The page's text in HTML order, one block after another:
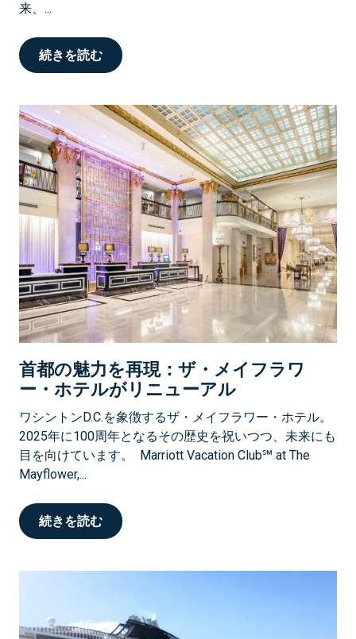
来、...
続きを読む
首都の魅力を再現：ザ・メイフラワ
ー・ホテルがリニューアル
ワシントンD.C.を象徴するザ・メイフラワー・ホテル。
2025年に100周年となるその歴史を祝いつつ、未来にも
目を向けています。 Marriott Vacation Club℠ at The
Mayflower,...
続きを読む